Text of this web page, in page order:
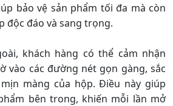
bảo vệ sản phẩm tối đa mà còn
độc đáo và sang trọng.
khách hàng có thể cảm nhận
vào các đường nét gọn gàng, sắc
màng của hộp. Điều này giúp
bên trong, khiến mỗi lần mở